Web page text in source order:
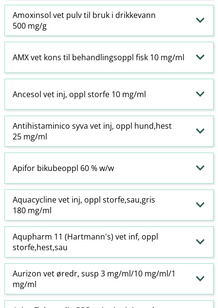
Amoxinsol vet pulv til bruk i drikkevann
500 mg/g
AMX vet kons til behandlingsoppl fisk 10 mg/ml
Ancesol vet inj, oppl storfe 10 mg/ml
Antihistaminico syva vet inj, oppl hund,hest
25 mg/ml
Apifor bikubeoppl 60 % w​/​w
Aquacycline vet inj, oppl storfe,sau,gris
180 mg/ml
Aqupharm 11 (Hartmann's) vet inf, oppl
storfe,hest,sau
Aurizon vet øredr, susp 3 mg/ml/10 mg/ml/1
mg/ml